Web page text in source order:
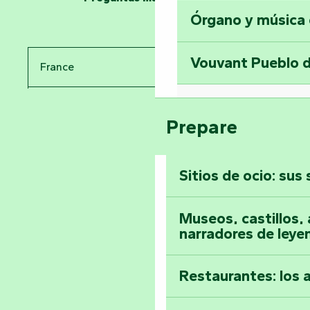
Suba a lo alto de
Órgano y
Vouvant Pueblo
Toda la agenda
Prepare
Sitios de ocio: sus
Museos, castillos,
narradores de
Restaurantes: los
France